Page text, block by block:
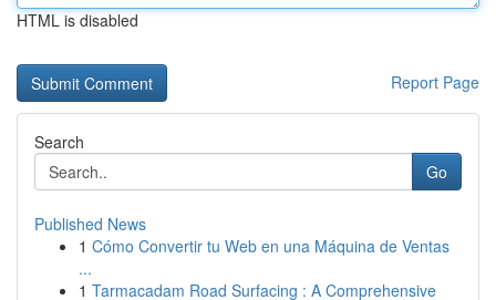
HTML is disabled
Report Page
Search
Go
Published News
1 Cómo Convertir tu Web en una Máquina de Ventas
...
1 Tarmacadam Road Surfacing : A Comprehensive